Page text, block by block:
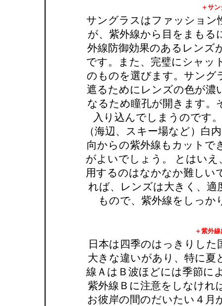
＋サ
サングラスはファッション
が、紫外線から目をまもる
外線防御効果のあるレンズ
です。また、完璧にシャッ
のものを選びます。サング
遮るためにレンズの色が濃
なるため瞳孔が開きます。
入り込んでしまうのです
（海辺、スキー場など）白
向からの紫外線もカットで
がよいでしょう。 とはい
用するのはなかなか難しい
れば、レンズは大きく、適
もので、紫外線をしっ
＋紫外
日本は四季のはっきりし
大きな違いがあり、特に夏
線ＡはＢ波ほどには季節に
紫外線Ｂに注意をしなけれ
お彼岸の間のだいたい４月